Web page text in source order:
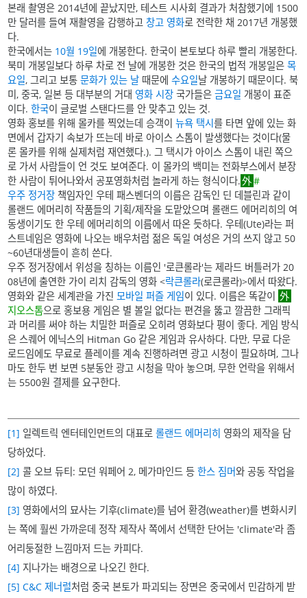
본래 촬영은 2014년에 끝났지만, 테스트 시사회 결과가 처참했기에 1500
만 달러를 들여 재촬영을 감행하고 창고 영화로 전락한 채 2017년 개봉했
다.
한국에서는 10월 19일에 개봉한다. 한국이 본토보다 하루 빨리 개봉한다.
북미 개봉일보다 하루 차로 전 날에 개봉한 것은 한국의 법적 개봉일은목
요일, 그리고 보통문화가 있는 날 때문에수요일날 개봉하기 때문이다. 북
미, 중국, 일본 등 대부분의 거대 영화 시장 국가들은금요일 개봉이 표준
이다.한국이 글로벌 스탠다드를 안 맞추고 있는 것.
영화 홍보를 위해 몰카를 찍었는데 승객이뉴욕 택시를 타면 앞에 있는 화
면에서 갑자기 속보가 뜨는데 바로 아이스 스톰이 발생했다는 것이다(물
론 몰카를 위해 실제처럼 재연했다.). 그 택시가 아이스 스톰이 내린 쪽으
로 가서 사람들이 언 것도 보여준다. 이 몰카의 백미는 전화부스에서 분장
한 사람이 튀어나와서 공포영화처럼 놀라게 하는 형식이다.
#
우주 정거장 책임자인 우테 패스벤더의 이름은 감독인 딘 데블린과 같이
롤랜드 에머리히 작품들의 기획/제작을 도맡았으며 롤랜드 에머리히의 여
동생이기도 한 우테 에머리히의 이름에서 따온 듯하다. 우테(Ute)라는 퍼
스트네임은 영화에 나오는 배우처럼 젊은 독일 여성은 거의 쓰지 않고 50
~60년대생들이 흔히 쓴다.
우주 정거장에서 위성을 칭하는 이름인 '로큰롤라'는 제라드 버틀러가 20
08년에 출연한 가이 리치 감독의 영화 <락큰롤라(로큰롤라)>에서 따왔다.
영화와 같은 세계관을 가진 모바일 퍼즐 게임이 있다. 이름은 똑같이
지오스톰으로 홍보용 게임은 별 볼일 없다는 편견을 뚫고 깔끔한 그래픽
과 머리를 써야 하는 치밀한 퍼즐로 오히려 영화보다 평이 좋다. 게임 방식
은 스퀘어 에닉스의 Hitman Go 같은 게임과 유사하다. 다만, 무료 다운
로드임에도 무료로 플레이를 계속 진행하려면 광고 시청이 필요하며, 그나
마도 한두 번 보면 5분동안 광고 시청을 막아 놓으며, 무한 언락을 위해서
는 5500원 결제를 요구한다.
[1] 일렉트릭 엔터테인먼트의 대표로롤랜드 에머리히 영화의 제작을 담
당하었다.
[2] 콜 오브 듀티: 모던 워페어 2, 메가마인드 등한스 짐머와 공동 작업을
많이 하였다.
[3] 영화에서의 묘사는 기후(climate)를 넘어 환경(weather)를 변화시키
는 쪽에 훨씬 가까운데 정작 제작사 쪽에서 선택한 단어는 'climate'라 좀
어리둥절한 느낌마저 드는 카피다.
[4] 지나가는 배경으로 나오긴 한다.
[5] C&C 제너럴처럼 중국 본토가 파괴되는 장면은 중국에서 민감하게 받